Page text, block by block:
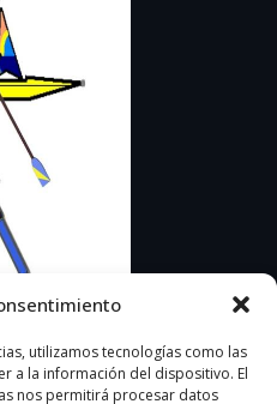
utilizamos tecnologías como las
a la información del dispositivo. El
nos permitirá procesar datos